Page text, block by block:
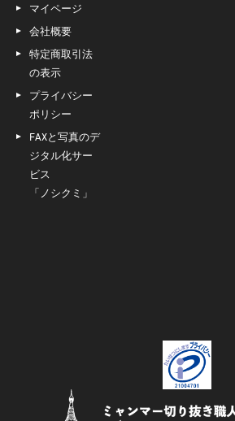
マイページ
会社概要
特定商取引法
の表示
プライバシー
ポリシー
FAXと写真のデ
ジタル化サー
ビス
「ノシクミ」